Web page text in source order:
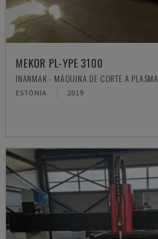
MEKOR PL-YPE 3100
INANMAK - MÁQUINA DE CORTE A PLASMA
ESTÓNIA 2019